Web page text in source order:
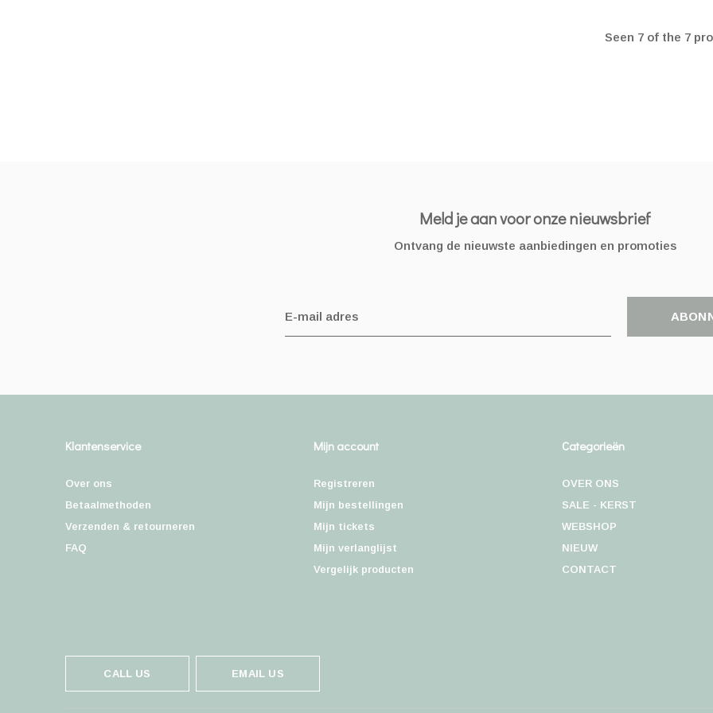
Seen 7 of the 7
Meld je aan voor onze nieuwsbrief
Ontvang de nieuwste aanbiedingen en promoties
Klantenservice
Over ons
Betaalmethoden
Verzenden & retourneren
FAQ
Mijn account
Registreren
Mijn bestellingen
Mijn tickets
Mijn verlanglijst
Vergelijk producten
Categorieën
OVER ONS
SALE - KERST
WEBSHOP
NIEUW
CONTACT
CALL US EMAIL US